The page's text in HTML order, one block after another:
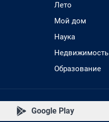
Лето
Мой дом
Наука
Недвижимость
Образование
Google Play